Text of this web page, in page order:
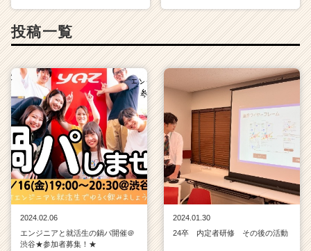
投稿一覧
2024.02.06
エンジニアと就活生の鍋パ開催＠
渋谷★参加者募集！★
2024.01.30
24卒 内定者研修 その後の活動